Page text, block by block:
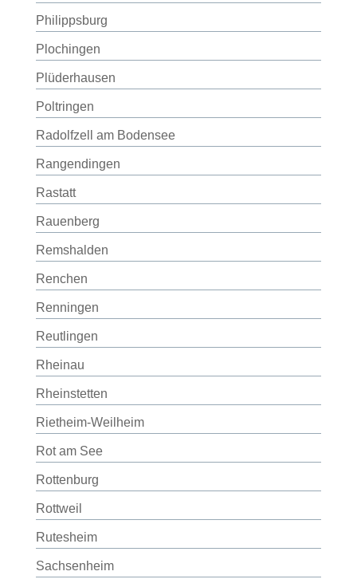
Philippsburg
Plochingen
Plüderhausen
Poltringen
Radolfzell am Bodensee
Rangendingen
Rastatt
Rauenberg
Remshalden
Renchen
Renningen
Reutlingen
Rheinau
Rheinstetten
Rietheim-Weilheim
Rot am See
Rottenburg
Rottweil
Rutesheim
Sachsenheim